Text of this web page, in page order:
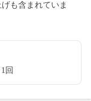
も含まれていま
回